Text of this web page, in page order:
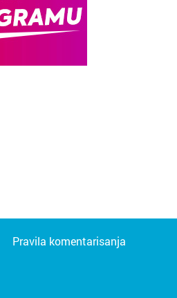
Pravila komentarisanja